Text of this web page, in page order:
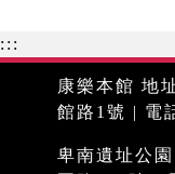
:::
康樂本館 地
館路1號 | 電
卑南遺址公